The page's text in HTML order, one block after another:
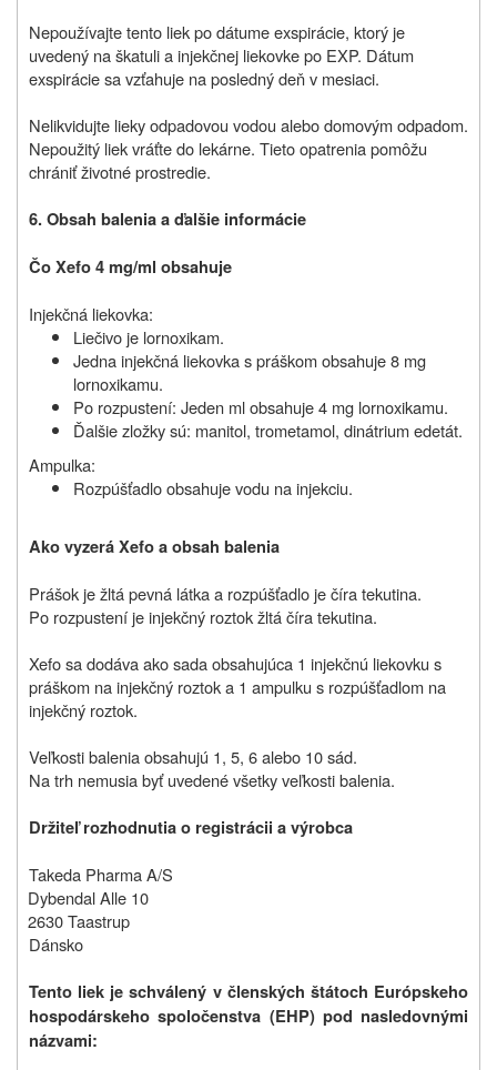
Nepoužívajte tento liek po dátume exspirácie, ktorý je
uvedený na škatuli a injekčnej liekovke po EXP. Dátum
exspirácie sa vzťahuje na posledný deň v mesiaci.
Nelikvidujte lieky odpadovou vodou alebo domovým odpadom.
Nepoužitý liek vráťte do lekárne. Tieto opatrenia pomôžu
chrániť životné prostredie.
6. Obsah balenia a ďalšie informácie
Čo Xefo 4 mg/ml obsahuje
Injekčná liekovka:
Liečivo je lornoxikam.
Jedna injekčná liekovka s práškom obsahuje 8 mg
lornoxikamu.
Po rozpustení: Jeden ml obsahuje 4 mg lornoxikamu.
Ďalšie zložky sú: manitol, trometamol, dinátrium edetát.
Ampulka:
Rozpúšťadlo obsahuje vodu na injekciu.
Ako vyzerá Xefo a obsah balenia
Prášok je žltá pevná látka a rozpúšťadlo je číra tekutina.
Po rozpustení je injekčný roztok žltá číra tekutina.
Xefo sa dodáva ako sada obsahujúca 1 injekčnú liekovku s
práškom na injekčný roztok a 1 ampulku s rozpúšťadlom na
injekčný roztok.
Veľkosti balenia obsahujú 1, 5, 6 alebo 10 sád.
Na trh nemusia byť uvedené všetky veľkosti balenia.
Držiteľ rozhodnutia o registrácii a výrobca
Takeda Pharma A/S
Dybendal Alle 10
2630 Taastrup
Dánsko
Tento liek je schválený v členských štátoch Európskeho
hospodárskeho spoločenstva (EHP) pod nasledovnými
názvami: